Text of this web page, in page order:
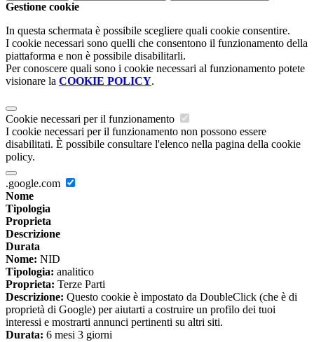
Gestione cookie
In questa schermata è possibile scegliere quali cookie consentire.
I cookie necessari sono quelli che consentono il funzionamento della
piattaforma e non è possibile disabilitarli.
Per conoscere quali sono i cookie necessari al funzionamento potete
visionare la COOKIE POLICY.
Cookie necessari per il funzionamento
I cookie necessari per il funzionamento non possono essere
disabilitati. È possibile consultare l'elenco nella pagina della cookie
policy.
.google.com
Nome
Tipologia
Proprieta
Descrizione
Durata
Nome: NID
Tipologia: analitico
Proprieta: Terze Parti
Descrizione: Questo cookie è impostato da DoubleClick (che è di
proprietà di Google) per aiutarti a costruire un profilo dei tuoi
interessi e mostrarti annunci pertinenti su altri siti.
Durata: 6 mesi 3 giorni